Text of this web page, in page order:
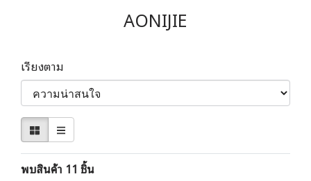
AONIJIE
เรียงตาม
พบสินค้า 11 ชิ้น